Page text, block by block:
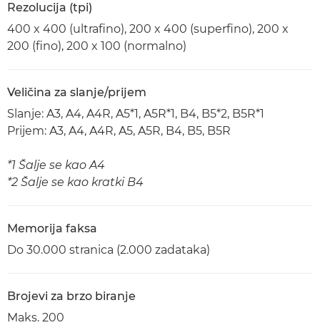
Rezolucija (tpi)
400 x 400 (ultrafino), 200 x 400 (superfino), 200 x
200 (fino), 200 x 100 (normalno)
Veličina za slanje/prijem
Slanje: A3, A4, A4R, A5*1, A5R*1, B4, B5*2, B5R*1
Prijem: A3, A4, A4R, A5, A5R, B4, B5, B5R
*1 Šalje se kao A4
*2 Šalje se kao kratki B4
Memorija faksa
Do 30.000 stranica (2.000 zadataka)
Brojevi za brzo biranje
Maks. 200